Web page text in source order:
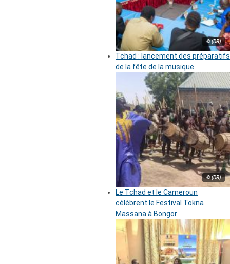
© (DR)
Tchad : lancement des préparatifs
de la fête de la musique
© (DR)
Le Tchad et le Cameroun
célèbrent le Festival Tokna
Massana à Bongor